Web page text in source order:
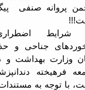
پروانه صنفی
شرایط
جناحی و
وزارت بهداشت و
فرهیخته
با توجه به